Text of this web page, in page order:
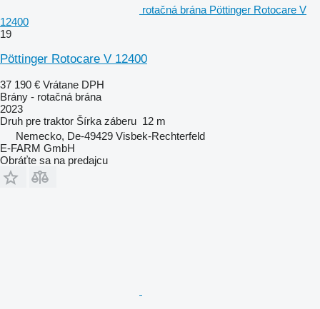
rotačná brána Pöttinger Rotocare V
12400
19
Pöttinger Rotocare V 12400
37 190 € Vrátane DPH
Brány - rotačná brána
2023
Druh pre traktor Šírka záberu 12 m
Nemecko, De-49429 Visbek-Rechterfeld
E-FARM GmbH
Obráťte sa na predajcu